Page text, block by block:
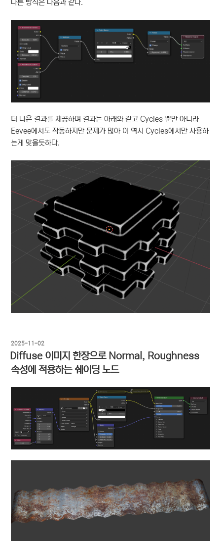
다른 방식은 다음과 같다.
더 나은 결과를 제공하며 결과는 아래와 같고 Cycles 뿐만 아니라
Eevee에서도 작동하지만 문제가 많아 이 역시 Cycles에서만 사용하
는게 맞을듯하다.
작
성
일
자
2025-11-02
Diffuse 이미지 한장으로 Normal, Roughness
속성에 적용하는 쉐이딩 노드